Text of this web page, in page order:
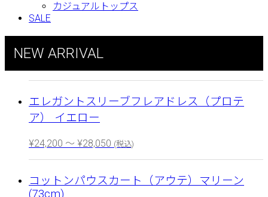
カジュアルトップス
SALE
NEW ARRIVAL
エレガントスリーブフレアドレス（プロテ
ア） イエロー
¥24,200 ～ ¥28,050 (税込)
コットンパウスカート（アウテ）マリーン
(73cm)